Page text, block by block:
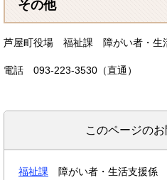
その他
芦屋町役場 福祉課 障がい者・生
電話 093-223-3530（直通）
このページの
福祉課
障がい者・生活支援係